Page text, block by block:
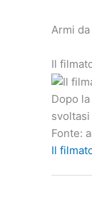
Armi
Il
Dopo
Fonte:
Il